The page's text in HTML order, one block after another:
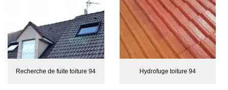
Recherche de fuite toiture 94 Hydrofuge toiture 94